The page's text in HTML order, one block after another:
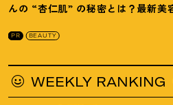
んの “杏仁肌” の秘密とは ？ 最新美
PR BEAUTY
WEEKLY